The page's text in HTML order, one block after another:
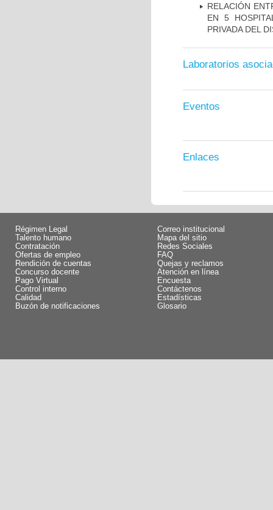
RELACIÓN
EN 5
PRIVADA DEL
Laboratorios
Eventos
Enlaces
Régimen Legal
Talento humano
Contratación
Ofertas de empleo
Rendición de cuentas
Concurso docente
Pago Virtual
Control interno
Calidad
Buzón de notificaciones
Correo institucional
Mapa del sitio
Redes Sociales
FAQ
Quejas y reclamos
Atención en línea
Encuesta
Contáctenos
Estadísticas
Glosario